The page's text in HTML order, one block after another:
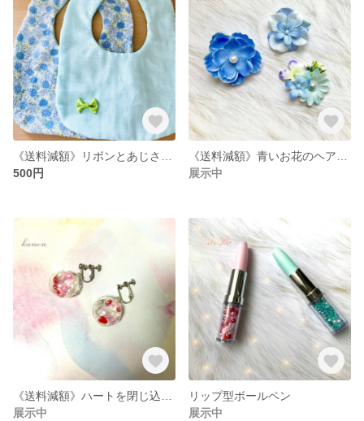
500円
展示中
展示中
リップ型ボールペン
展示中